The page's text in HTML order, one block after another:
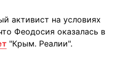
активист на условиях
Феодосия оказалась в
"Крым. Реалии".